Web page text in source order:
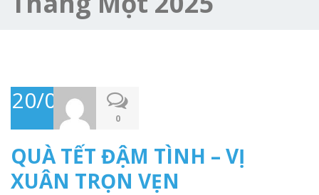
20/01/2025
0
QUÀ TẾT ĐẬM TÌNH – VỊ
XUÂN TRỌN VẸN